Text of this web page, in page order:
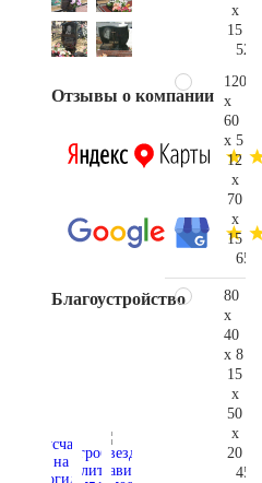
Отзывы о компании
Благоустройство
x
15
120
x
60
x 5
12
x
70
x
15
80
x
40
x 8
15
x
50
x
20